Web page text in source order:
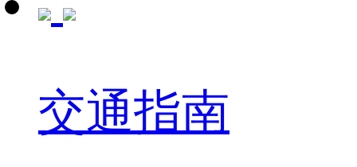
交通指南